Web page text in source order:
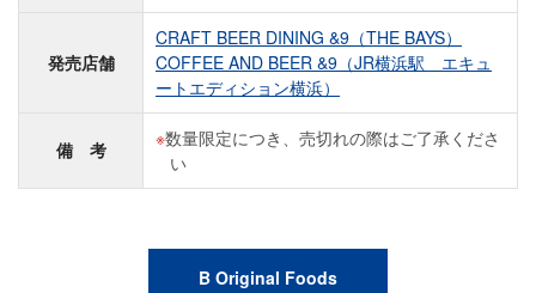
発売店舗
CRAFT BEER DINING &9（THE BAYS）
COFFEE AND BEER &9（JR横浜駅 エキュ
ートエディション横浜）
備 考
数量限定につき、売切れの際はご了承くださ
い
B Original Foods